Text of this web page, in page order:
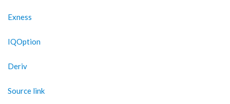
Exness
IQOption
Deriv
Source link